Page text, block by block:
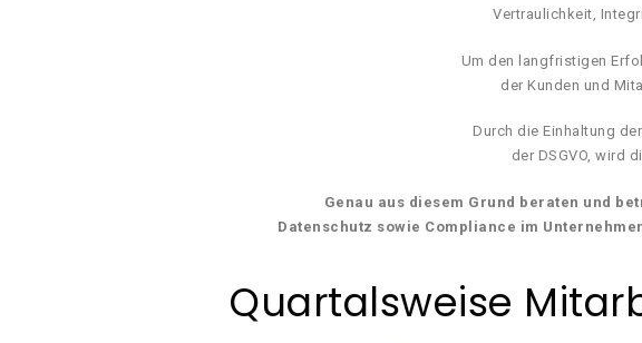
Vertraulichkeit,
Um den langfristigen
der Kunden und
Durch die Einhaltung
der DSGVO, wird
Genau aus diesem Grund beraten und
Datenschutz sowie Compliance im
Quartalsweise